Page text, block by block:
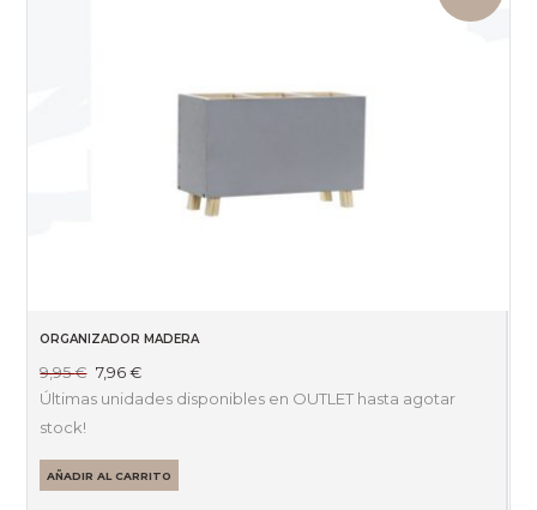
ORGANIZADOR MADERA
9,95€ El
precio
9,95 €.
7,96€El
precio
7,96 €.
Últimas unidades disponibles en OUTLET hasta agotar
stock!
AÑADIR AL CARRITO